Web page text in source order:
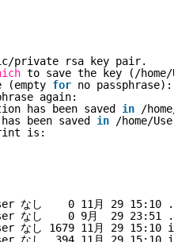
/private
rsa key pair.
to save the key ( /home/
(empty for no passphrase):
again:
has been saved in
/home/
been saved in /home/User/
is:
なし    0 11月 29 15:10 .
なし    0 9月  29 23:51 ..
なし 1679 11月 29 15:10